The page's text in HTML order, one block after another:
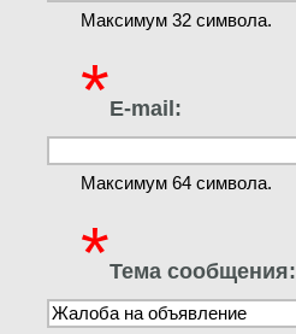
Максимум 32 символа.
*E-mail:
Максимум 64 символа.
*Тема сообщения: